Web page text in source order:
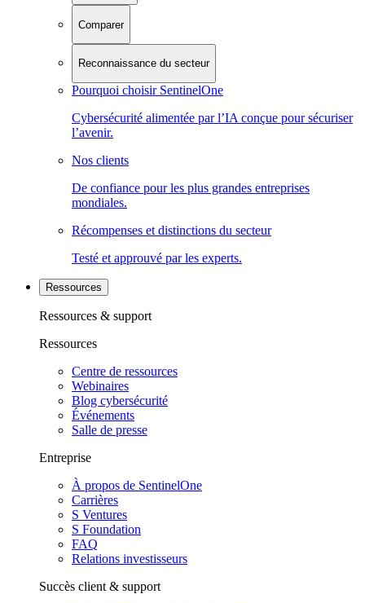
Comparer
Reconnaissance du secteur
Pourquoi choisir SentinelOne
Cybersécurité alimentée par l’IA conçue pour sécuriser
l’avenir.
Nos clients
De confiance pour les plus grandes entreprises
mondiales.
Récompenses et distinctions du secteur
Testé et approuvé par les experts.
Ressources
Ressources & support
Ressources
Centre de ressources
Webinaires
Blog cybersécurité
Événements
Salle de presse
Entreprise
À propos de SentinelOne
Carrières
S Ventures
S Foundation
FAQ
Relations investisseurs
Succès client & support